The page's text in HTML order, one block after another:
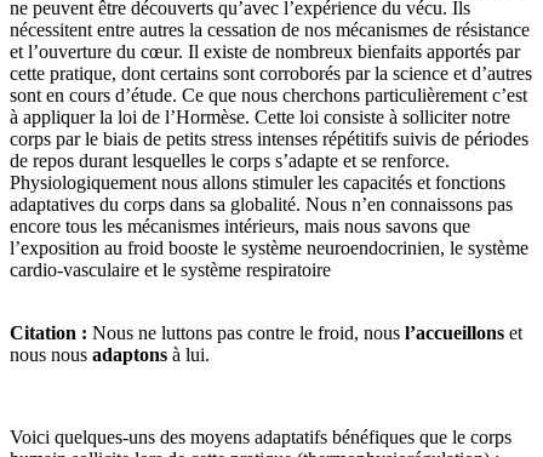
ne peuvent être découverts qu’avec l’expérience du vécu. Ils
nécessitent entre autres la cessation de nos mécanismes de résistance
et l’ouverture du cœur. Il existe de nombreux bienfaits apportés par
cette pratique, dont certains sont corroborés par la science et d’autres
sont en cours d’étude. Ce que nous cherchons particulièrement c’est
à appliquer la loi de l’Hormèse. Cette loi consiste à solliciter notre
corps par le biais de petits stress intenses répétitifs suivis de périodes
de repos durant lesquelles le corps s’adapte et se renforce.
Physiologiquement nous allons stimuler les capacités et fonctions
adaptatives du corps dans sa globalité. Nous n’en connaissons pas
encore tous les mécanismes intérieurs, mais nous savons que
l’exposition au froid booste le système neuroendocrinien, le système
cardio-vasculaire et le système respiratoire
Citation : Nous ne luttons pas contre le froid, nous l’accueillons et
nous nous adaptons à lui.
Voici quelques-uns des moyens adaptatifs bénéfiques que le corps